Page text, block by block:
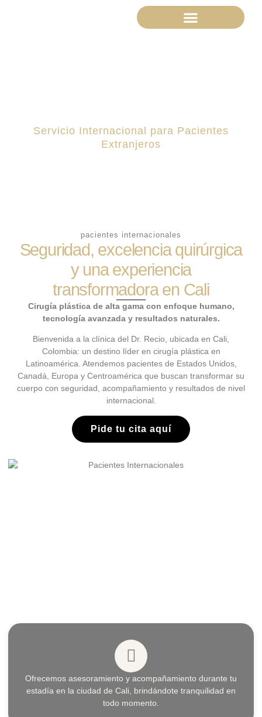
Servicio Internacional para Pacientes
Extranjeros
Ofrecemos asesoramiento y acompañamiento durante tu
estadía en la ciudad de Cali, brindándote tranquilidad en
todo momento.
pacientes internacionales
Seguridad, excelencia quirúrgica
y una experiencia
transformadora en Cali
Cirugía plástica de alta gama con enfoque humano,
tecnología avanzada y resultados naturales.
Bienvenida a la clínica del Dr. Recio, ubicada en Cali,
Colombia: un destino líder en cirugía plástica en
Latinoamérica. Atendemos pacientes de Estados Unidos,
Canadá, Europa y Centroamérica que buscan transformar su
cuerpo con seguridad, acompañamiento y resultados de nivel
internacional.
Pide tu cita aquí